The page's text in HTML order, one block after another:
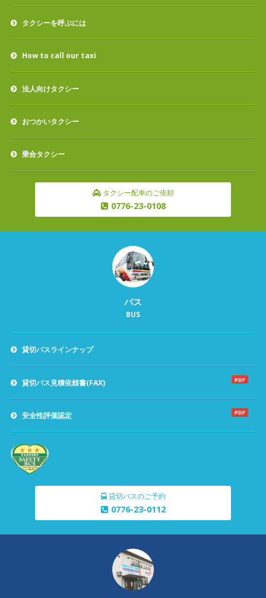
タクシーを呼ぶには
How to call our taxi
法人向けタクシー
おつかいタクシー
乗合タクシー
タクシー配車のご依頼
0776-23-0108
バス
BUS
貸切バスラインナップ
貸切バス見積依頼書(FAX) PDF
安全性評価認定 PDF
貸切バスのご予約
0776-23-0112